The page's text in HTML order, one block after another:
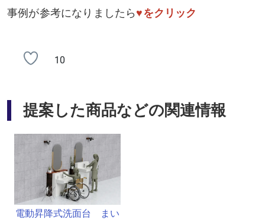
事例が参考になりましたら ♥をクリック
10
提案した商品などの関連情報
電動昇降式洗面台 まい